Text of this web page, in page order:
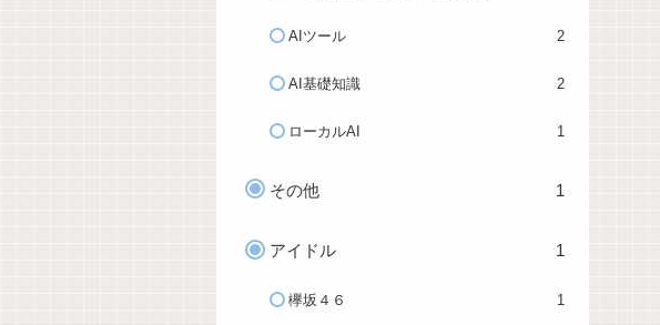
AIツール 2
AI基礎知識 2
ローカルAI 1
その他 1
アイドル 1
欅坂４６ 1